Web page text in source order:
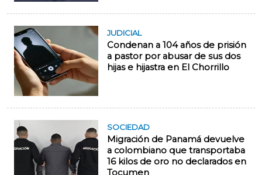
JUDICIAL
Condenan a 104 años de prisión
a pastor por abusar de sus dos
hijas e hijastra en El Chorrillo
SOCIEDAD
Migración de Panamá devuelve
a colombiano que transportaba
16 kilos de oro no declarados en
Tocumen